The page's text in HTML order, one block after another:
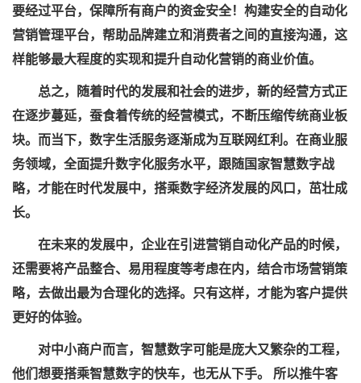
要经过平台，保障所有商户的资金安全！构建安全的自动化
营销管理平台，帮助品牌建立和消费者之间的直接沟通，这
样能够最大程度的实现和提升自动化营销的商业价值。
总之，随着时代的发展和社会的进步，新的经营方式正
在逐步蔓延，蚕食着传统的经营模式，不断压缩传统商业板
块。而当下，数字生活服务逐渐成为互联网红利。在商业服
务领域，全面提升数字化服务水平，跟随国家智慧数字战
略，才能在时代发展中，搭乘数字经济发展的风口，茁壮成
长。
在未来的发展中，企业在引进营销自动化产品的时候，
还需要将产品整合、易用程度等考虑在内，结合市场营销策
略，去做出最为合理化的选择。只有这样，才能为客户提供
更好的体验。
对中小商户而言，智慧数字可能是庞大又繁杂的工程，
他们想要搭乘智慧数字的快车，也无从下手。 所以推牛客